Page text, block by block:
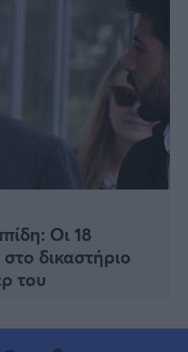
Οι 18
δικαστήριο
του